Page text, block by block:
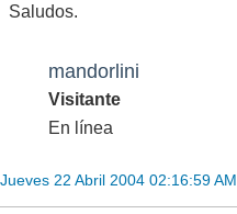
Saludos.
mandorlini
Visitante
En línea
Jueves 22 Abril 2004 02:16:59 AM